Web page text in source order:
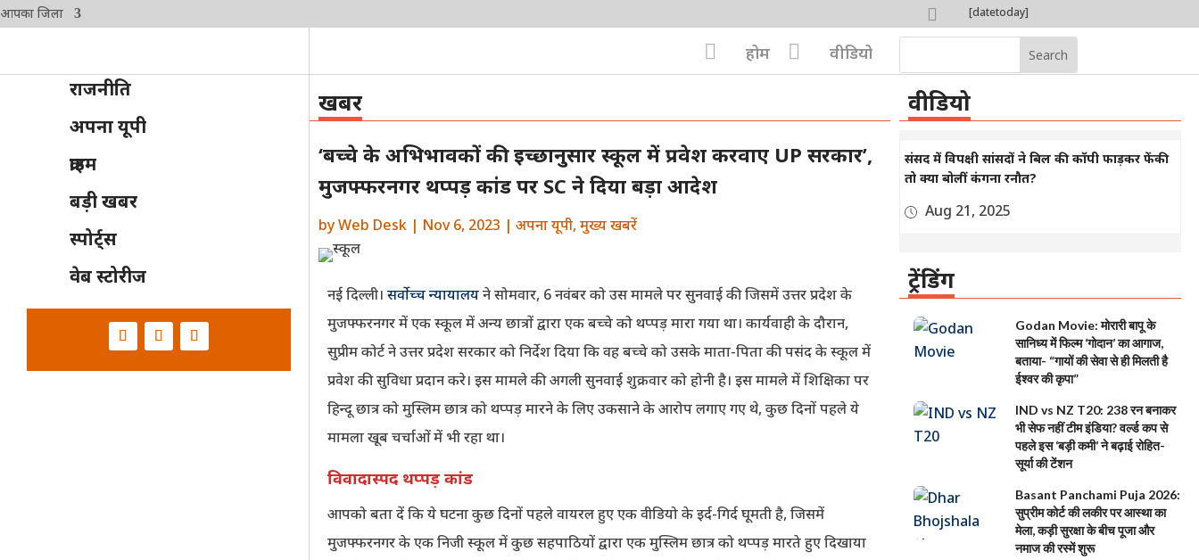
आपका जिला  [datetoday]
 वीडियो
 होम
राजनीति
अपना यूपी
क्राइम
बड़ी खबर
स्पोर्ट्स
वेब स्टोरीज
खबर
‘बच्चे के अभिभावकों की इच्छानुसार स्कूल में प्रवेश करवाए UP सरकार’,
मुजफ्फरनगर थप्पड़ कांड पर SC ने दिया बड़ा आदेश
byWeb Desk | Nov 6, 2023 |अपना यूपी,मुख्य खबरें
नई दिल्ली।सर्वोच्च न्यायालयने सोमवार, 6 नवंबर को उस मामले पर सुनवाई की जिसमें उत्तर प्रदेश के
मुजफ्फरनगर में एक स्कूल में अन्य छात्रों द्वारा एक बच्चे को थप्पड़ मारा गया था। कार्यवाही के दौरान,
सुप्रीम कोर्ट ने उत्तर प्रदेश सरकार को निर्देश दिया कि वह बच्चे को उसके माता-पिता की पसंद के स्कूल में
प्रवेश की सुविधा प्रदान करे। इस मामले की अगली सुनवाई शुक्रवार को होनी है। इस मामले में शिक्षिका पर
हिन्दू छात्र को मुस्लिम छात्र को थप्पड़ मारने के लिए उकसाने के आरोप लगाए गए थे, कुछ दिनों पहले ये
मामला खूब चर्चाओं में भी रहा था।
विवादास्पद थप्पड़ कांड
आपको बता दें कि ये घटना कुछ दिनों पहले वायरल हुए एक वीडियो के इर्द-गिर्द घूमती है, जिसमें
मुजफ्फरनगर के एक निजी स्कूल में कुछ सहपाठियों द्वारा एक मुस्लिम छात्र को थप्पड़ मारते हुए दिखाया
वीडियो
संसद में विपक्षी सांसदों ने बिल की कॉपी फाड़कर फेंकी
तो क्या बोलीं कंगना रनौत?
Aug 21, 2025
ट्रेंडिंग
Godan Movie: मोरारी बापू के
सानिध्य में फिल्म ‘गोदान’ का आगाज,
बताया- “गायों की सेवा से ही मिलती है
ईश्वर की कृपा”
IND vs NZ T20: 238 रन बनाकर
भी सेफ नहीं टीम इंडिया? वर्ल्ड कप से
पहले इस ‘बड़ी कमी’ ने बढ़ाई रोहित-
सूर्या की टेंशन
Basant Panchami Puja 2026:
सुप्रीम कोर्ट की लकीर पर आस्था का
मेला, कड़ी सुरक्षा के बीच पूजा और
नमाज की रस्में शुरू